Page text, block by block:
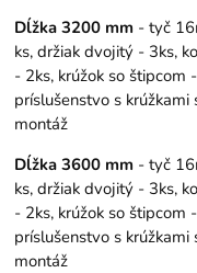
Dĺžka 3200 mm - tyč
ks, držiak dvojitý - 3ks,
- 2ks, krúžok so
príslušenstvo s
montáž
Dĺžka 3600 mm - tyč
ks, držiak dvojitý - 3ks,
- 2ks, krúžok so
príslušenstvo s
montáž